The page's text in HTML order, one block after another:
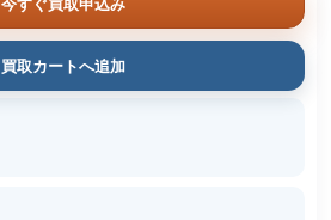
今すぐ買取申込み
買取カートへ追加